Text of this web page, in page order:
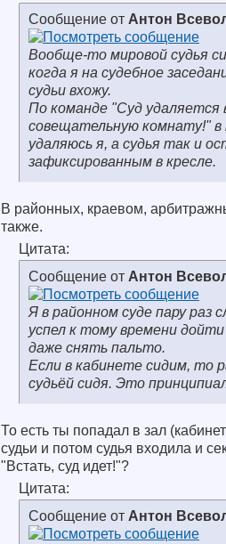
Сообщение от Антон
Вообще-то мировой судья
когда я на судебное
судьи вхожу.
По команде "Суд удаляется
совещательную комнату!" в
удаляюсь я, а судья так и
зафиксированным в кресле.
В районных, краевом,
также.
Цитата:
Сообщение от Антон
Я в районном суде пару раз
успел к тому времени
даже снять пальто.
Если в кабинете сидим, то
судьёй сидя. Это
То есть ты попадал в зал
судьи и потом судья входила и
"Встать, суд идет!"?
Цитата:
Сообщение от Антон